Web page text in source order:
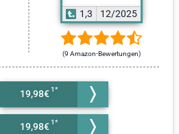
19,98€
19,98€
1,3 12/2025
(9 Amazon-Bewertungen)